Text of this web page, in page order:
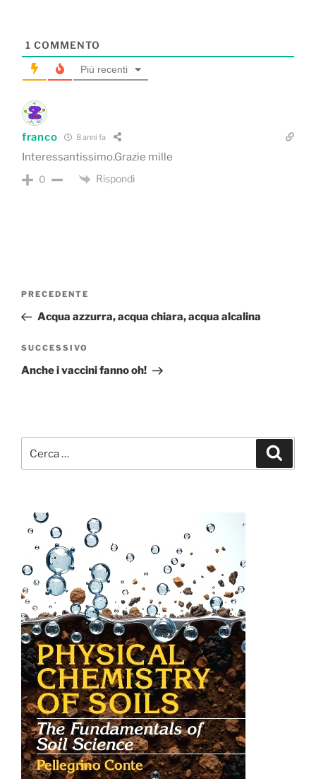
1 COMMENTO
Più recenti
franco 8 anni fa
Interessantissimo.Grazie mille
0 Rispondi
Navigazione
Articolo
precedente:
PRECEDENTE
Acqua azzurra, acqua chiara, acqua alcalina
Articolo
successivo
SUCCESSIVO
Anche i vaccini fanno oh!